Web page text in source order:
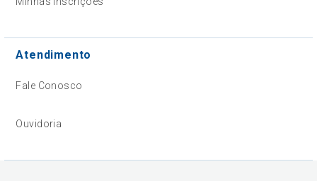
Atendimento
Fale Conosco
Ouvidoria